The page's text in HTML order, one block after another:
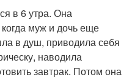
в 6 утра. Она
муж и дочь еще
в душ, приводила себя
наводила
завтрак. Потом она